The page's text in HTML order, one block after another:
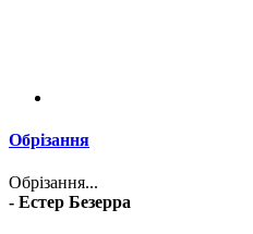
Обрізання
Обрізання...
- Естер Безерра